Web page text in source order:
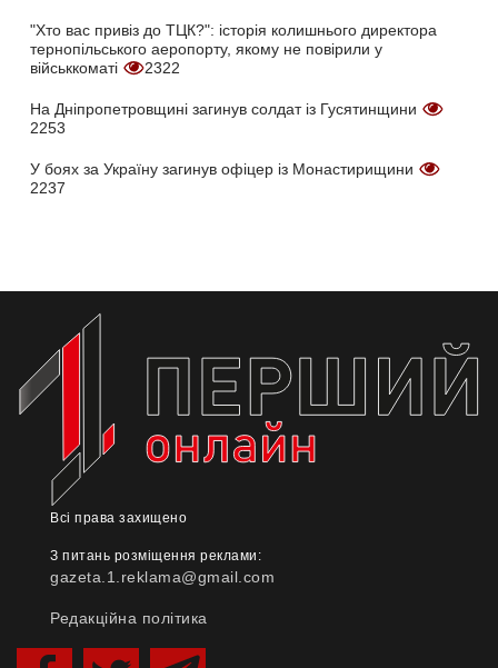
"Хто вас привіз до ТЦК?": історія колишнього директора
тернопільського аеропорту, якому не повірили у
військкоматі
2322
На Дніпропетровщині загинув солдат із Гусятинщини
2253
У боях за Україну загинув офіцер із Монастирищини
2237
Всі права захищено
З питань розміщення реклами:
gazeta.1.reklama@gmail.com
Редакційна політика